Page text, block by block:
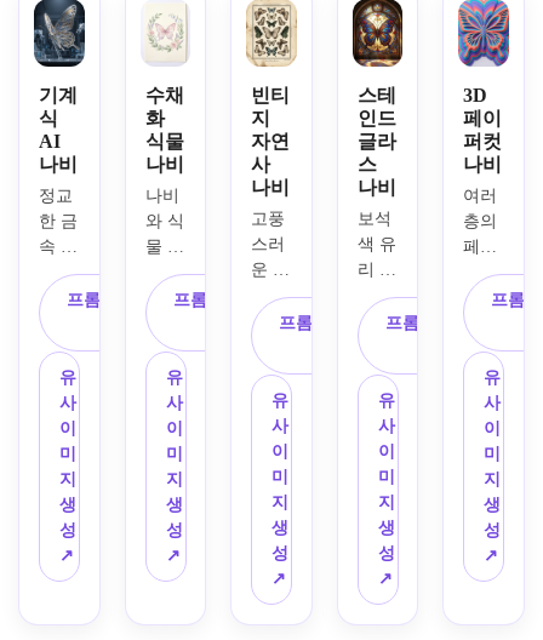
의 몸
체,
얕은
초점
심도,
따뜻
한 아
침 햇
살,
자연
운 정
원 배
경,
현실
적인
식물
색감,
차분
하고
우아
한 분
위기,
야생
극적
인 근
접 구
도,
에메
랄드
잎에
맺힌
빗방
울,
같은
자연
광,
또렷
한 청
록색
과 녹
색 색
생생
촉함,
나는
이로
비추
고,
반짝
이는
입자
와 안
개,
청록
과 퍼
플 색
상 배
합,
몽환
적이
고 마
법적
인 분
위기,
우아
한 대
칭 구
빛나
는 텍
이는
먼지
자국,
땅거
미 분
위기,
부드
러운
볼륨
광선,
장난
스러
운 분
위기,
핑크,
라벤
더,
민트
색상,
동화
책 판
타지
아트
스타
일,
극적
인 정
면 구
도,
어두
운 비
오는
도시
배경,
반사
신스
웨이
브 분
위기,
강렬
한 명
암,
세련
된 금
속 디
테일,
생생
온 엣
기계
식
AI
나비
정교
한 금
속 장
식 날
개와
빛나
는 회
로 패
턴을
가진
첨단
로봇
나비,
광택
나는
크롬
재질,
프롬프트 복
유
사
이
미
지
생
성
↗
수채
화
식물
나비
나비
와 식
물 꽃
이 어
우러
진 수
채화
일러
스트,
균형
잡힌
페이
지 구
성,
부드
러운
텔 색
프롬프트 복
유
사
이
미
지
생
성
↗
빈티
지
자연
사
나비
고풍
스러
운 자
연사
나비
판이
새긴
일러
스트
스타
일로,
대칭
표본
프레
젠테
이션,
오래
프롬프트 복
유
사
이
미
지
생
성
↗
스테
인드
글라
스
나비
보석
색 유
리 패
널과
화려
한 납
선으
로 정
교하
게 만
들어
진 스
테인
드글
라스
나비,
날개
프롬프트 복
유
사
이
미
지
생
성
↗
3D
페이
퍼컷
나비
여러
층의
페이
퍼컷
나비
아트
워크,
겹쳐
진 종
이 윤
곽,
깨끗
한 중
앙 구
산호,
석,
프롬
유
사
이
미
지
생
성
↗